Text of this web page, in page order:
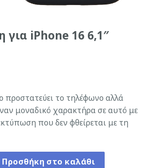
για iPhone 16 6,1″
προστατεύει το τηλέφωνο αλλά
μοναδικό χαρακτήρα σε αυτό με
που δεν φθείρεται με τη
16 6,1" Desert ποσότητα
Προσθήκη στο καλάθι